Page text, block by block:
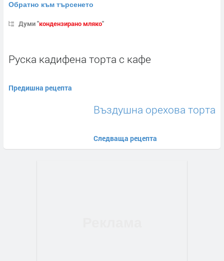
Обратно към търсенето
Думи "кондензирано мляко"
Руска кадифена торта с кафе
Предишна рецепта
Въздушна орехова торта
Следваща рецепта